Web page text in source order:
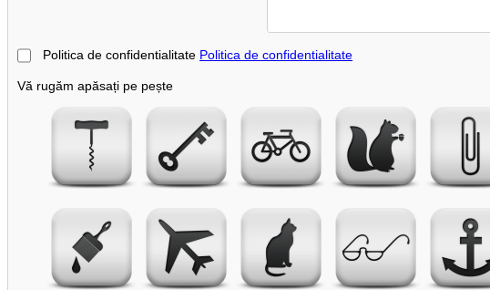
Politica de confidentialitate Politica de confidentialitate
Vă rugăm apăsați pe pește